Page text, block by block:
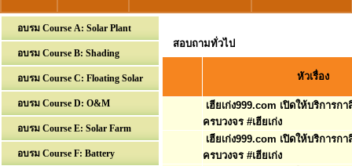
อบรม Course A: Solar Plant
อบรม Course B: Shading
อบรม Course C: Floating Solar
อบรม Course D: O&M
อบรม Course E: Solar Farm
อบรม Course F: Battery
สอบถามทั่วไป
หัวเรื่อง
เฮียเก่ง999.com เปิดให้บริการก
ครบวงจร #เฮียเก่ง
เฮียเก่ง999.com เปิดให้บริการก
ครบวงจร #เฮียเก่ง